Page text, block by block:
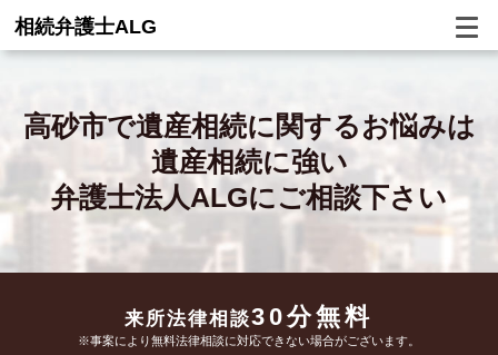
相続弁護士ALG
高砂市で遺産相続に関するお悩みは
遺産相続に強い
弁護士法人ALGにご相談下さい
来所法律相談30分無料
※事案により無料法律相談に対応できない場合がございます。